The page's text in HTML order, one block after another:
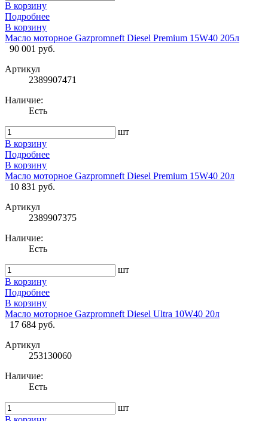
В корзину
Подробнее
В корзину
Масло моторное Gazpromneft Diesel Premium 15W40 205л
90 001 руб.
Артикул
2389907471
Наличие:
Есть
шт
В корзину
Подробнее
В корзину
Масло моторное Gazpromneft Diesel Premium 15W40 20л
10 831 руб.
Артикул
2389907375
Наличие:
Есть
шт
В корзину
Подробнее
В корзину
Масло моторное Gazpromneft Diesel Ultra 10W40 20л
17 684 руб.
Артикул
253130060
Наличие:
Есть
шт